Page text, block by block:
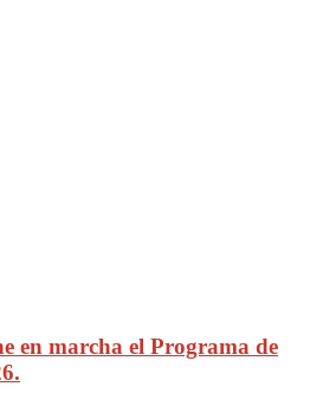
en marcha el Programa de